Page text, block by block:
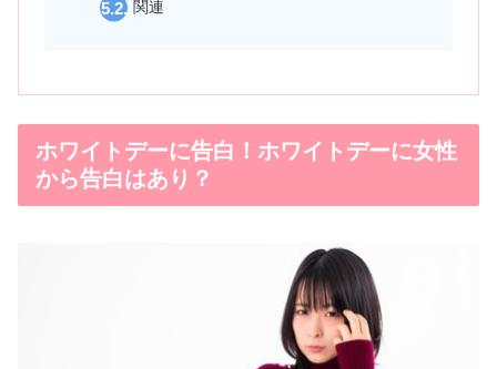
関連
ホワイトデーに告白！ホワイトデーに女性
から告白はあり？